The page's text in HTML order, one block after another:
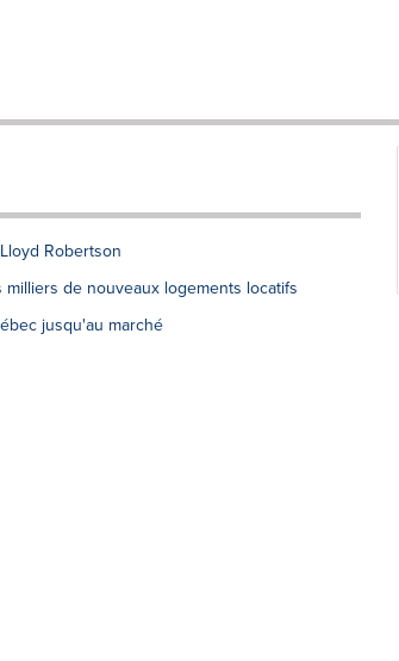
Robertson
de nouveaux logements locatifs
jusqu'au marché